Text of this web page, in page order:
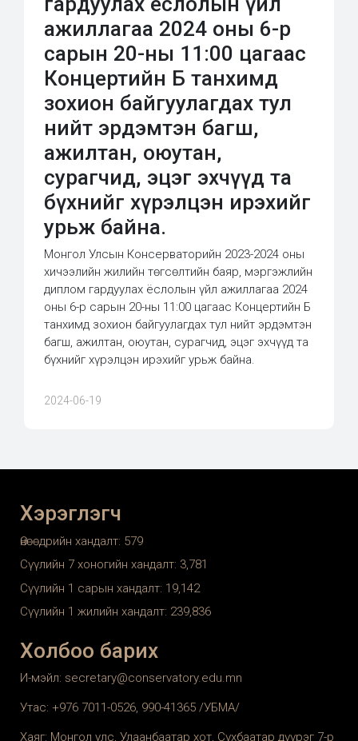
ажиллагаа 2024 оны 6-р
сарын 20-ны 11:00 цагаас
Концертийн Б танхимд
зохион байгуулагдах тул
нийт эрдэмтэн багш,
ажилтан, оюутан,
сурагчид, эцэг эхчүүд та
бүхнийг хүрэлцэн ирэхийг
урьж байна.
Монгол Улсын Консерваторийн 2023-2024 оны
хичээлийн жилийн төгсөлтийн баяр, мэргэжлийн
диплом гардуулах ёслолын үйл ажиллагаа 2024
оны 6-р сарын 20-ны 11:00 цагаас Концертийн Б
танхимд зохион байгуулагдах тул нийт эрдэмтэн
багш, ажилтан, оюутан, сурагчид, эцэг эхчүүд та
бүхнийг хүрэлцэн ирэхийг урьж байна.
2024-06-19
Хэрэглэгч
Өнөөдрийн хандалт: 579
Сүүлийн 7 хоногийн хандалт: 3,781
Сүүлийн 1 сарын хандалт: 19,142
Сүүлийн 1 жилийн хандалт: 239,836
Холбоо барих
И-мэйл: secretary@conservatory.edu.mn
Утас: +976 7011-0526, 990-41365 /УБМА/
Хаяг: Монгол улс, Улаанбаатар хот, Сүхбаатар дүүрэг 7-р